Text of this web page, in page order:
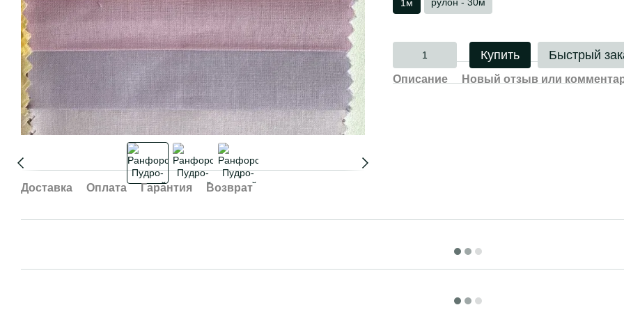
Доставка Оплата Гарантия Возврат
1м
Купить Быстрый
Описание Новый отзыв или